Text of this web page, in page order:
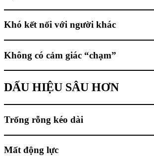
Khó kết nối với người khác
Không có cảm giác “chạm”
DẤU HIỆU SÂU HƠN
Trống rỗng kéo dài
Mất động lực